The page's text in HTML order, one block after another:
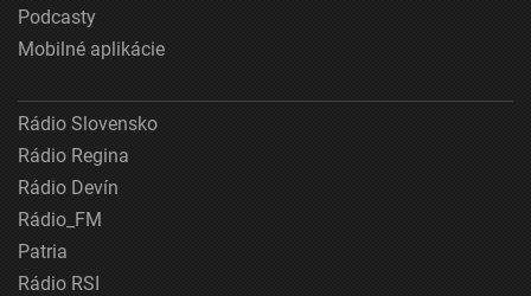
Podcasty
Mobilné aplikácie
Rádio Slovensko
Rádio Regina
Rádio Devín
Rádio_FM
Patria
Rádio RSI